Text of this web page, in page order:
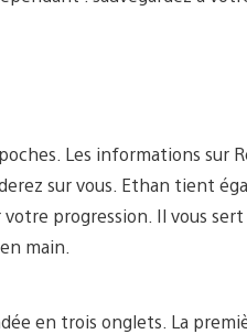
Les informations sur
sur vous. Ethan tient
progression. Il vous
main.
en trois onglets. La